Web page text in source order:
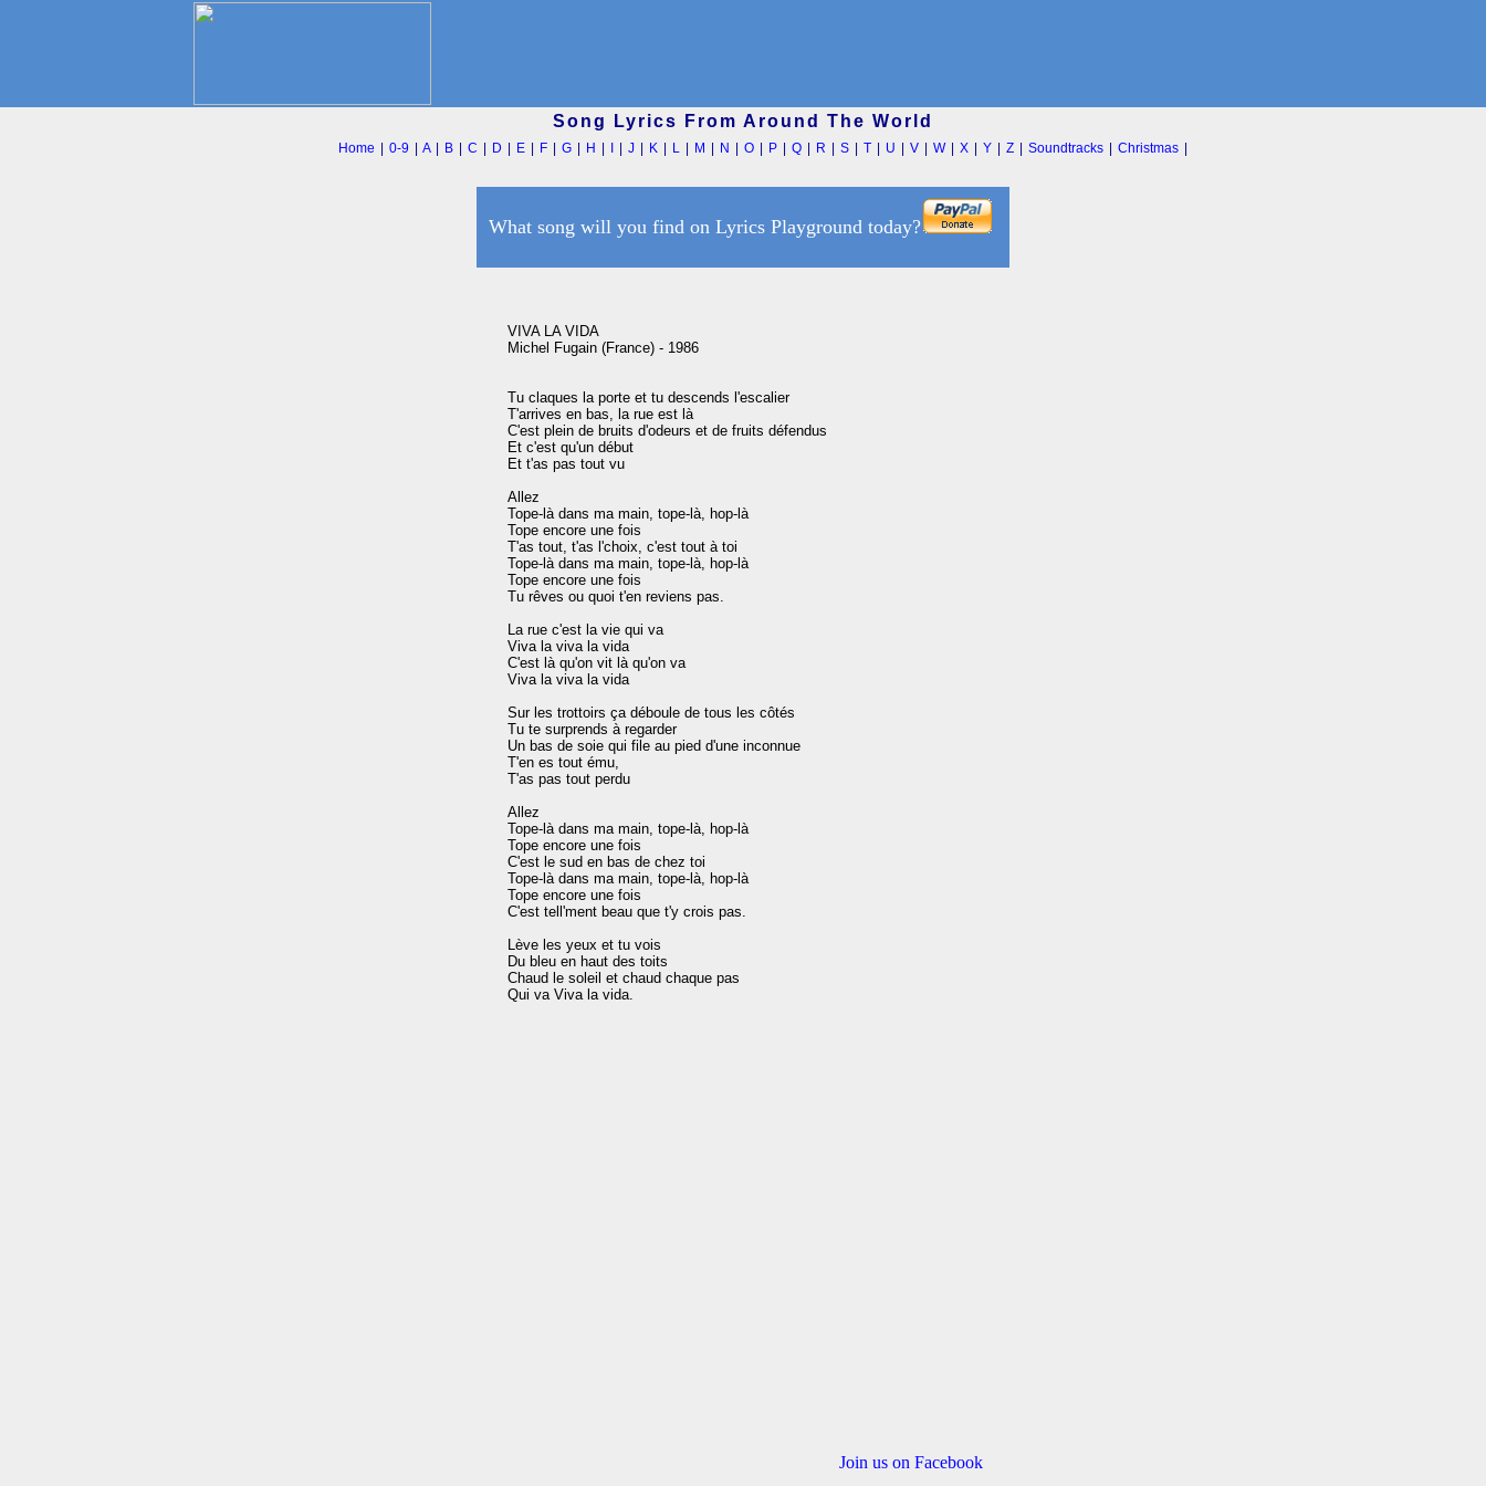
Song Lyrics From Around The World
Home 0-9 A| B| C D E| F| G| H J| K| L| M N O| P| Q| R S| T| U V| W| X| Y| Z| Soundtracks| Christmas|
What song will you find on Lyrics Playground today?
VIVA LA VIDA
Michel Fugain (France) - 1986
Tu claques la porte et tu descends l'escalier
T'arrives en bas, la rue est là
C'est plein de bruits d'odeurs et de fruits défendus
Et c'est qu'un début
Et t'as pas tout vu
Allez
Tope-là dans ma main, tope-là, hop-là
Tope encore une fois
T'as tout, t'as l'choix, c'est tout à toi
Tope-là dans ma main, tope-là, hop-là
Tope encore une fois
Tu rêves ou quoi t'en reviens pas.
La rue c'est la vie qui va
Viva la viva la vida
C'est là qu'on vit là qu'on va
Viva la viva la vida
Sur les trottoirs ça déboule de tous les côtés
Tu te surprends à regarder
Un bas de soie qui file au pied d'une inconnue
T'en es tout ému,
T'as pas tout perdu
Allez
Tope-là dans ma main, tope-là, hop-là
Tope encore une fois
C'est le sud en bas de chez toi
Tope-là dans ma main, tope-là, hop-là
Tope encore une fois
C'est tell'ment beau que t'y crois pas.
Lève les yeux et tu vois
Du bleu en haut des toits
Chaud le soleil et chaud chaque pas
Join us on Facebook